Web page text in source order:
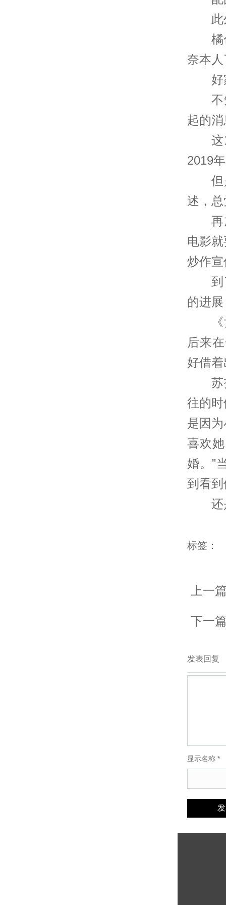
奈本人
起的
2019
述，
电影
炒作
的进
后来
好借
往的
是因
喜欢
婚。”
到看
标签：
上一
下一
发表回复
显示名称*